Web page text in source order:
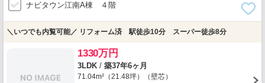
ナビタウン江南A棟 ４階
＼いつでも内覧可能／ リフォーム済 駅徒歩10分 スーパー徒歩8分
1330万円
3LDK / 築37年6ヶ月
71.04m²（21.48坪）（壁芯）